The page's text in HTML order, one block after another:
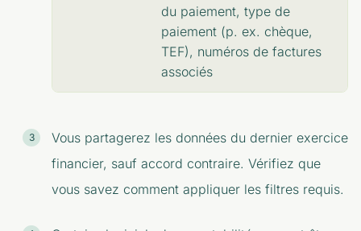
du paiement, type de
paiement (p. ex. chèque,
TEF), numéros de factures
associés
Vous partagerez les données du dernier exercice
financier, sauf accord contraire. Vérifiez que
vous savez comment appliquer les filtres requis.